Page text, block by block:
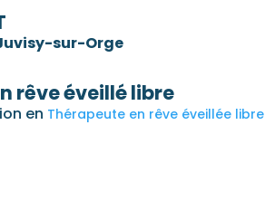
sur-Orge
rêve éveillé libre
en Thérapeute en rêve éveillée libre